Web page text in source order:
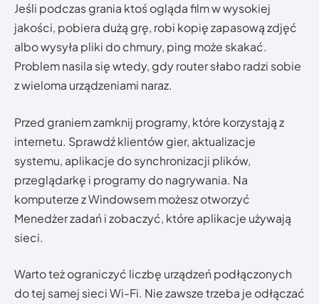
Jeśli podczas grania ktoś ogląda film w wysokiej
jakości, pobiera dużą grę, robi kopię zapasową zdjęć
albo wysyła pliki do chmury, ping może skakać.
Problem nasila się wtedy, gdy router słabo radzi sobie
z wieloma urządzeniami naraz.
Przed graniem zamknij programy, które korzystają z
internetu. Sprawdź klientów gier, aktualizacje
systemu, aplikacje do synchronizacji plików,
przeglądarkę i programy do nagrywania. Na
komputerze z Windowsem możesz otworzyć
Menedżer zadań i zobaczyć, które aplikacje używają
sieci.
Warto też ograniczyć liczbę urządzeń podłączonych
do tej samej sieci Wi-Fi. Nie zawsze trzeba je odłączać